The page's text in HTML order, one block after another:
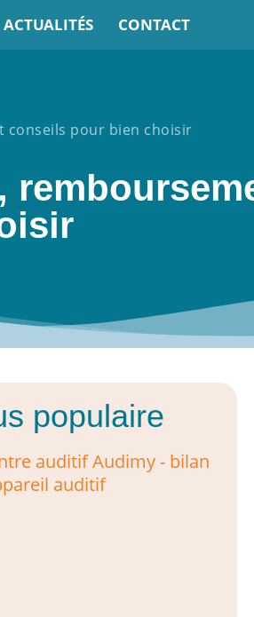
ACTUALITÉS CONTACT
conseils pour bien choisir
populaire